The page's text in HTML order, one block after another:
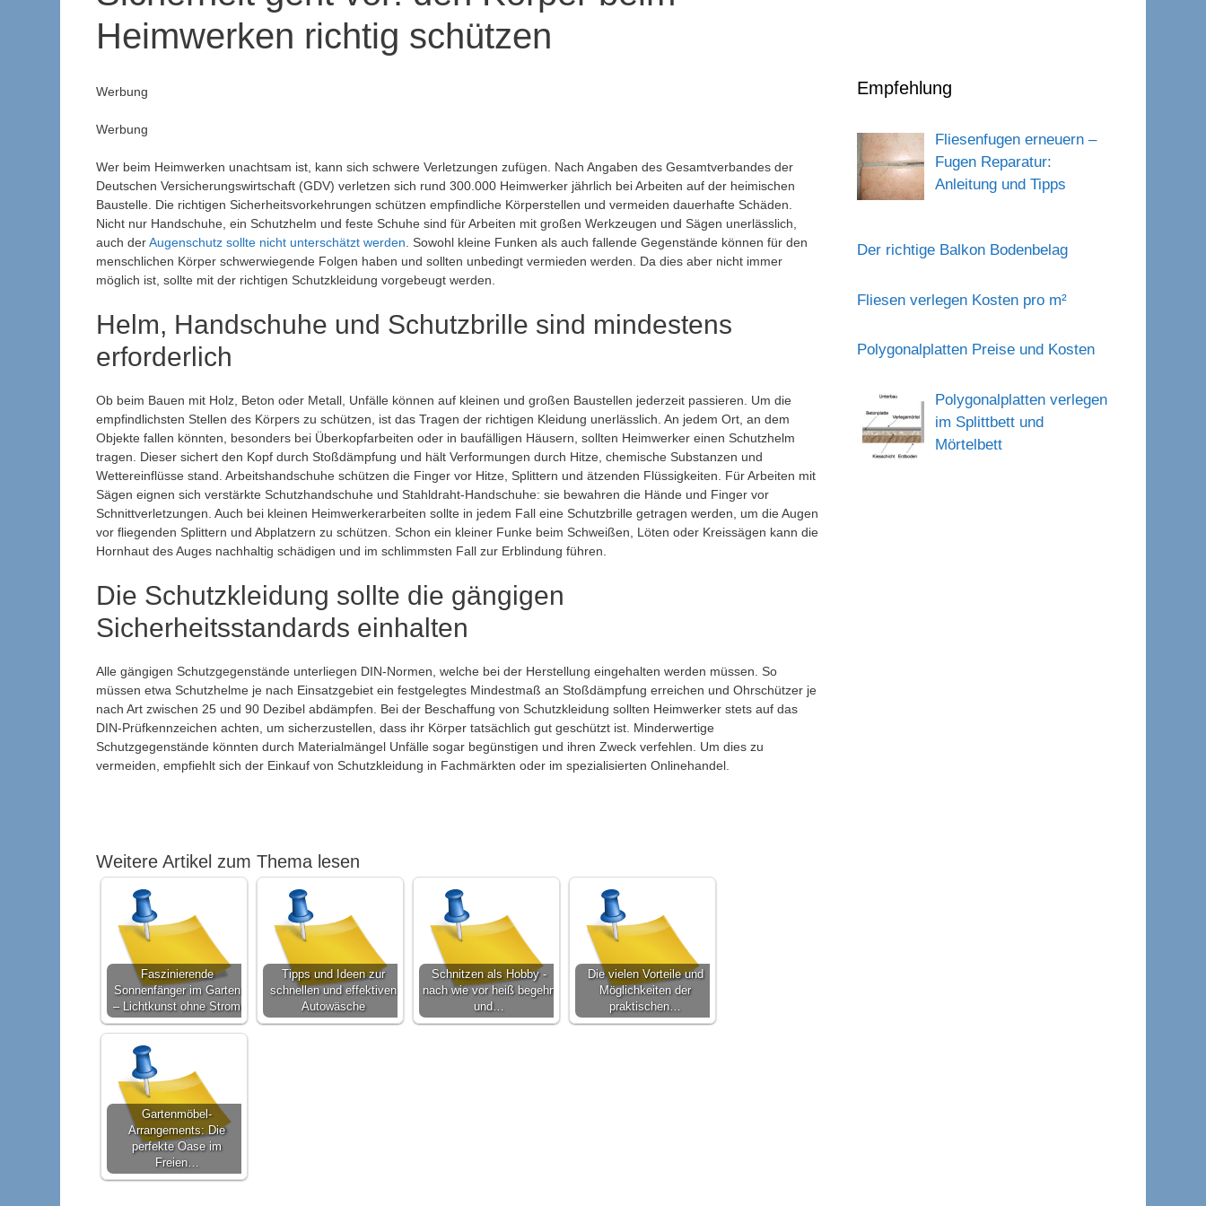
Heimwerken richtig schützen
Werbung
Werbung
Wer beim Heimwerken unachtsam ist, kann sich schwere Verletzungen zufügen. Nach Angaben des Gesamtverbandes der
Deutschen Versicherungswirtschaft (GDV) verletzen sich rund 300.000 Heimwerker jährlich bei Arbeiten auf der heimischen
Baustelle. Die richtigen Sicherheitsvorkehrungen schützen empfindliche Körperstellen und vermeiden dauerhafte Schäden.
Nicht nur Handschuhe, ein Schutzhelm und feste Schuhe sind für Arbeiten mit großen Werkzeugen und Sägen unerlässlich,
auch derAugenschutz sollte nicht unterschätzt werden . Sowohl kleine Funken als auch fallende Gegenstände können für den
menschlichen Körper schwerwiegende Folgen haben und sollten unbedingt vermieden werden. Da dies aber nicht immer
möglich ist, sollte mit der richtigen Schutzkleidung vorgebeugt werden.
Helm, Handschuhe und Schutzbrille sind mindestens
erforderlich
Ob beim Bauen mit Holz, Beton oder Metall, Unfälle können auf kleinen und großen Baustellen jederzeit passieren. Um die
empfindlichsten Stellen des Körpers zu schützen, ist das Tragen der richtigen Kleidung unerlässlich. An jedem Ort, an dem
Objekte fallen könnten, besonders bei Überkopfarbeiten oder in baufälligen Häusern, sollten Heimwerker einen Schutzhelm
tragen. Dieser sichert den Kopf durch Stoßdämpfung und hält Verformungen durch Hitze, chemische Substanzen und
Wettereinflüsse stand. Arbeitshandschuhe schützen die Finger vor Hitze, Splittern und ätzenden Flüssigkeiten. Für Arbeiten mit
Sägen eignen sich verstärkte Schutzhandschuhe und Stahldraht-Handschuhe: sie bewahren die Hände und Finger vor
Schnittverletzungen. Auch bei kleinen Heimwerkerarbeiten sollte in jedem Fall eine Schutzbrille getragen werden, um die Augen
vor fliegenden Splittern und Abplatzern zu schützen. Schon ein kleiner Funke beim Schweißen, Löten oder Kreissägen kann die
Hornhaut des Auges nachhaltig schädigen und im schlimmsten Fall zur Erblindung führen.
Die Schutzkleidung sollte die gängigen
Sicherheitsstandards einhalten
Alle gängigen Schutzgegenstände unterliegen DIN-Normen, welche bei der Herstellung eingehalten werden müssen. So
müssen etwa Schutzhelme je nach Einsatzgebiet ein festgelegtes Mindestmaß an Stoßdämpfung erreichen und Ohrschützer je
nach Art zwischen 25 und 90 Dezibel abdämpfen. Bei der Beschaffung von Schutzkleidung sollten Heimwerker stets auf das
DIN-Prüfkennzeichen achten, um sicherzustellen, dass ihr Körper tatsächlich gut geschützt ist. Minderwertige
Schutzgegenstände könnten durch Materialmängel Unfälle sogar begünstigen und ihren Zweck verfehlen. Um dies zu
vermeiden, empfiehlt sich der Einkauf von Schutzkleidung in Fachmärkten oder im spezialisierten Onlinehandel.
Weitere Artikel zum Thema lesen
Faszinierende
Sonnenfänger im Garten
– Lichtkunst ohne Strom
Tipps und Ideen zur
schnellen und effektiven
Autowäsche
Schnitzen als Hobby -
nach wie vor heiß begehrt
und…
Die vielen Vorteile und
Möglichkeiten der
praktischen…
Gartenmöbel-
Arrangements: Die
perfekte Oase im
Freien…
Empfehlung
Fliesenfugen erneuern –
Fugen Reparatur:
Anleitung und Tipps
Der richtige Balkon Bodenbelag
Fliesen verlegen Kosten pro m²
Polygonalplatten Preise und Kosten
Polygonalplatten verlegen
im Splittbett und
Mörtelbett